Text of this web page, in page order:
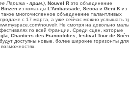
Парижа - прим. ) Nouvel R это объединение
Binzen из команды L'Ambassade Secca и Geni K из
такое многочисленное объединение талантливых
продаже с 17 марта, а уже сейчас можно услышать
nouvelr. Не смотря на довольно малы
по всей Франции. Среди сцен, которые
Chantiers des Francofolies festival Tour de
доступны новые, более широкие горизонты для